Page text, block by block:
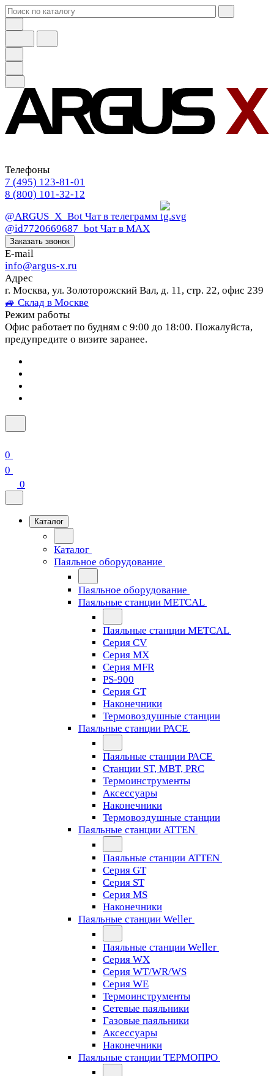
Телефоны
7 (495) 123-81-01
8 (800) 101-32-12
@ARGUS_X_Bot Чат в телеграмм
@id7720669687_bot Чат в МАХ
Заказать звонок
E-mail
info@argus-x.ru
Адрес
г. Москва, ул. Золоторожский Вал, д. 11, стр. 22, офис 239
🚙 Склад в Москве
Режим работы
Офис работает по будням с 9:00 до 18:00. Пожалуйста,
предупредите о визите заранее.
0
0
0
Каталог
Каталог
Паяльное оборудование
Паяльное оборудование
Паяльные станции METCAL
Паяльные станции METCAL
Серия CV
Серия MX
Серия MFR
PS-900
Серия GT
Наконечники
Термовоздушные станции
Паяльные станции PACE
Паяльные станции PACE
Станции ST, MBT, PRC
Термоинструменты
Аксессуары
Наконечники
Термовоздушные станции
Паяльные станции ATTEN
Паяльные станции ATTEN
Серия GT
Серия ST
Серия MS
Наконечники
Паяльные станции Weller
Паяльные станции Weller
Серия WX
Серия WT/WR/WS
Серия WE
Термоинструменты
Сетевые паяльники
Газовые паяльники
Аксессуары
Наконечники
Паяльные станции ТЕРМОПРО